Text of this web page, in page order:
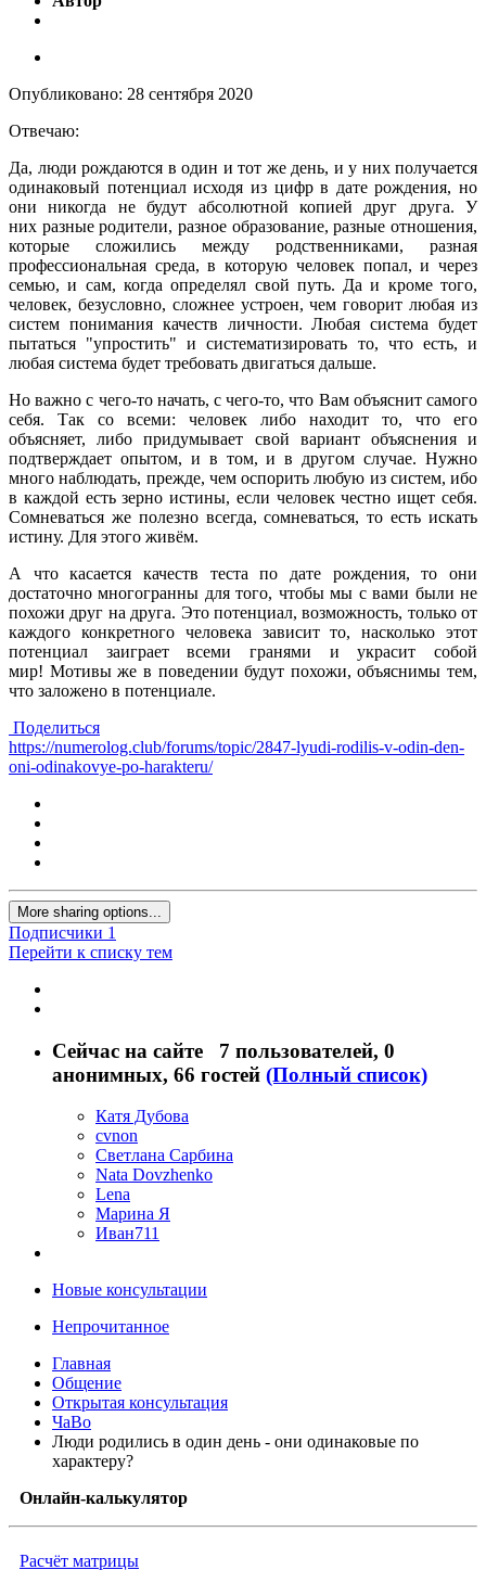
Опубликовано: 28 сентября 2020
Отвечаю:
Да, люди рождаются в один и тот же день, и у них получается
одинаковый потенциал исходя из цифр в дате рождения, но
они никогда не будут абсолютной копией друг друга. У
них разные родители, разное образование, разные отношения,
которые сложились между родственниками, разная
профессиональная среда, в которую человек попал, и через
семью, и сам, когда определял свой путь. Да и кроме того,
человек, безусловно, сложнее устроен, чем говорит любая из
систем понимания качеств личности. Любая система будет
пытаться "упростить" и систематизировать то, что есть, и
любая система будет требовать двигаться дальше.
Но важно с чего-то начать, с чего-то, что Вам объяснит самого
себя. Так со всеми: человек либо находит то, что его
объясняет, либо придумывает свой вариант объяснения и
подтверждает опытом, и в том, и в другом случае. Нужно
много наблюдать, прежде, чем оспорить любую из систем, ибо
в каждой есть зерно истины, если человек честно ищет себя.
Сомневаться же полезно всегда, сомневаться, то есть искать
истину. Для этого живём.
А что касается качеств теста по дате рождения, то они
достаточно многогранны для того, чтобы мы с вами были не
похожи друг на друга. Это потенциал, возможность, только от
каждого конкретного человека зависит то, насколько этот
потенциал заиграет всеми гранями и украсит собой
мир! Мотивы же в поведении будут похожи, объяснимы тем,
что заложено в потенциале.
Поделиться
https://numerolog.club/forums/topic/2847-lyudi-rodilis-v-odin-den-
oni-odinakovye-po-harakteru/
More sharing options...
Подписчики 1
Перейти к списку тем
Сейчас на сайте 7 пользователей, 0
анонимных, 66 гостей (Полный список)
Катя Дубова
cvnon
Светлана Сарбина
Nata Dovzhenko
Lena
Марина Я
Иван711
Новые консультации
Непрочитанное
Главная
Общение
Открытая консультация
ЧаВо
Люди родились в один день - они одинаковые по
характеру?
Онлайн-калькулятор
Расчёт матрицы